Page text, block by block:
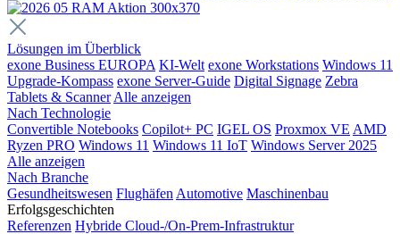
Lösungen im Überblick
exone Business EUROPA KI-Welt exone Workstations Windows 11
Upgrade-Kompass exone Server-Guide Digital Signage Zebra
Tablets & Scanner Alle anzeigen
Nach Technologie
Convertible Notebooks Copilot+ PC IGEL OS Proxmox VE AMD
Ryzen PRO Windows 11 Windows 11 IoT Windows Server 2025
Alle anzeigen
Nach Branche
Gesundheitswesen Flughäfen Automotive Maschinenbau
Erfolgsgeschichten
Referenzen Hybride Cloud-/On-Prem-Infrastruktur